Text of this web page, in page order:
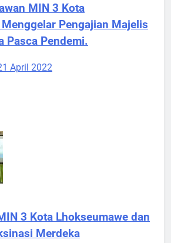
MIN 3 Kota
Menggelar Pengajian Majelis
Pasca Pendemi.
April 2022
3 Kota Lhokseumawe dan
Merdeka